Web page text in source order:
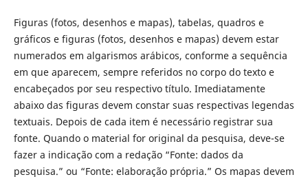
Figuras (fotos, desenhos e mapas), tabelas, quadros e
gráficos e figuras (fotos, desenhos e mapas) devem estar
numerados em algarismos arábicos, conforme a sequência
em que aparecem, sempre referidos no corpo do texto e
encabeçados por seu respectivo título. Imediatamente
abaixo das figuras devem constar suas respectivas legendas
textuais. Depois de cada item é necessário registrar sua
fonte. Quando o material for original da pesquisa, deve-se
fazer a indicação com a redação “Fonte: dados da
pesquisa.” ou “Fonte: elaboração própria.” Os mapas devem